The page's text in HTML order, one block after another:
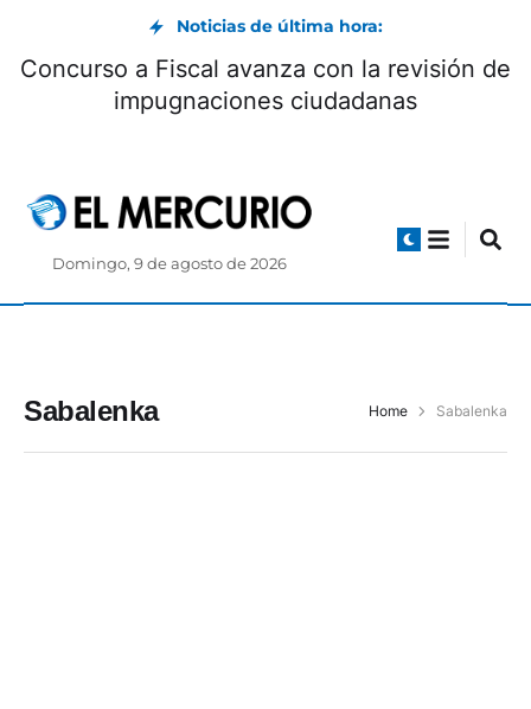
Noticias de última hora:
Concurso a Fiscal avanza con la revisión de
impugnaciones ciudadanas
Domingo, 9 de agosto de 2026
Sabalenka Home Sabalenka